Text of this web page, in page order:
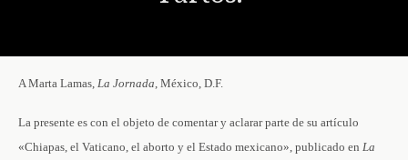
A Marta Lamas, La Jornada, México, D.F.
La presente es con el objeto de comentar y aclarar parte de su artículo
«Chiapas, el Vaticano, el aborto y el Estado mexicano», publicado en La